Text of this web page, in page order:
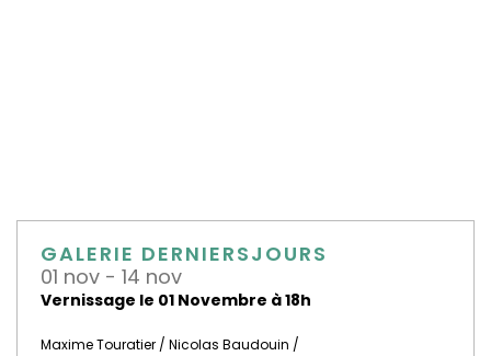
GALERIE DERNIERSJOURS
01 nov - 14 nov
Vernissage le 01 Novembre à 18h
Maxime Touratier / Nicolas Baudouin /